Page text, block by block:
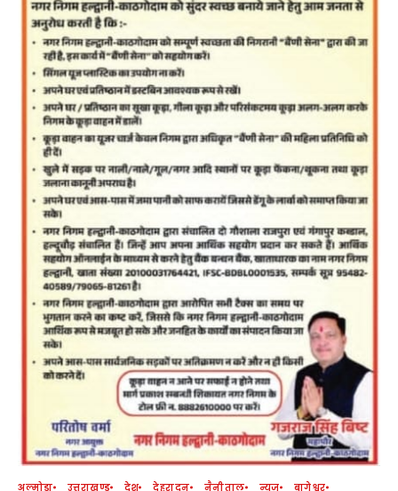
अल्मोड़ा उत्तराखण्ड देश देहरादून नैनीताल न्यूज बागेश्वर